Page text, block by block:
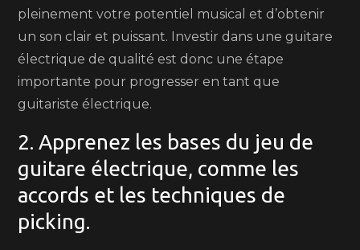
pleinement votre potentiel musical et d’obtenir
un son clair et puissant. Investir dans une guitare
électrique de qualité est donc une étape
importante pour progresser en tant que
guitariste électrique.
2. Apprenez les bases du jeu de
guitare électrique, comme les
accords et les techniques de
picking.